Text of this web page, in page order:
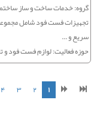
گروه: خدمات ساخت و ساز
تجهیزات فست فود شامل
سریع و ...
حوزه فعالیت: لوازم فست فود
لوازم کافی شاپ
۱
۲ ۳ ۴